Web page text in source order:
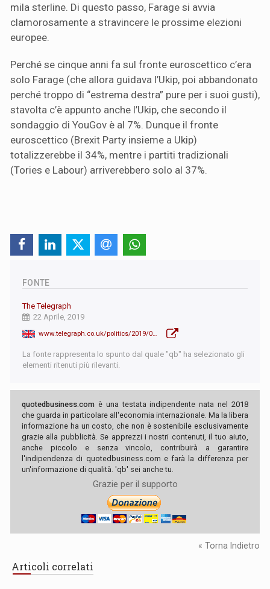
mila sterline. Di questo passo, Farage si avvia
clamorosamente a stravincere le prossime elezioni
europee.
Perché se cinque anni fa sul fronte euroscettico c’era
solo Farage (che allora guidava l’Ukip, poi abbandonato
perché troppo di “estrema destra” pure per i suoi gusti),
stavolta c’è appunto anche l’Ukip, che secondo il
sondaggio di YouGov è al 7%. Dunque il fronte
euroscettico (Brexit Party insieme a Ukip)
totalizzerebbe il 34%, mentre i partiti tradizionali
(Tories e Labour) arriverebbero solo al 37%.
FONTE
The Telegraph
22 Aprile, 2019
www.telegraph.co.uk/politics/2019/04/22/2019-will-nigel-farages-year-tories-annus-horribilis/
La fonte rappresenta lo spunto dal quale "qb" ha selezionato gli
elementi ritenuti più rilevanti.
quotedbusiness.com è una testata indipendente nata nel 2018
che guarda in particolare all'economia internazionale. Ma la libera
informazione ha un costo, che non è sostenibile esclusivamente
grazie alla pubblicità. Se apprezzi i nostri contenuti, il tuo aiuto,
anche piccolo e senza vincolo, contribuirà a garantire
l'indipendenza di quotedbusiness.com e farà la differenza per
un'informazione di qualità. 'qb' sei anche tu.
Grazie per il supporto
« Torna Indietro
Articoli correlati